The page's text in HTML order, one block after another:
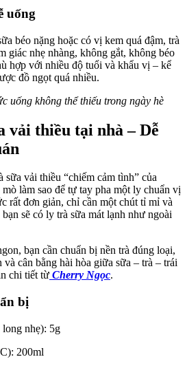
uống
béo nặng hoặc có vị kem quá đậm, trà
giác nhẹ nhàng, không gắt, không béo
hợp với nhiều độ tuổi và khẩu vị – kể
đồ ngọt quá nhiều.
uống không thể thiếu trong ngày hè
vải thiều tại nhà – Dễ
sữa vải thiều “chiếm cảm tình” của
làm sao để tự tay pha một ly chuẩn vị
rất đơn giản, chỉ cần một chút tỉ mỉ và
sẽ có ly trà sữa mát lạnh như ngoài
bạn cần chuẩn bị nền trà đúng loại,
cân bằng hài hòa giữa sữa – trà – trái
chi tiết từ Cherry Ngọc.
bị
long nhẹ): 5g
200ml